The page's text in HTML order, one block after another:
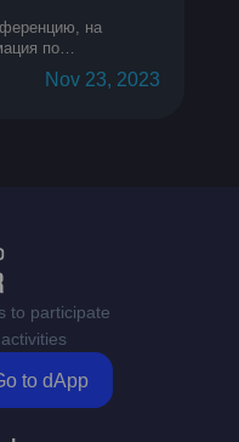
на
по
Nov 23, 2023
to participate
to dApp